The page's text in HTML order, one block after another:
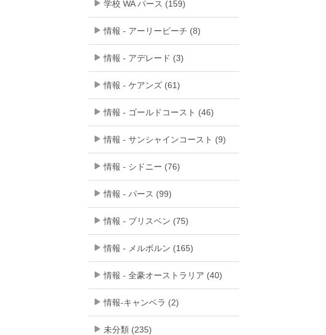
学校 WA パース (159)
情報 - アーリービーチ (8)
情報 - アデレード (3)
情報 - ケアンズ (61)
情報 - ゴールドコースト (46)
情報 - サンシャインコースト (9)
情報 - シドニー (76)
情報 - パース (99)
情報 - ブリスベン (75)
情報 - メルボルン (165)
情報 - 全豪オーストラリア (40)
情報-キャンベラ (2)
未分類 (235)